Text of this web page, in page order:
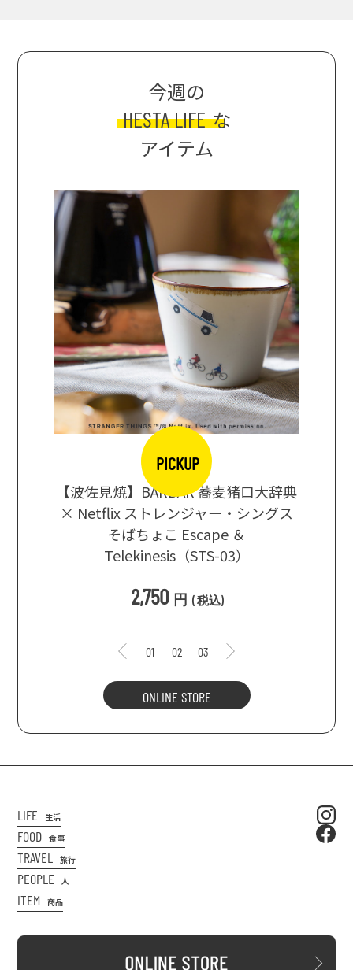
今週の
HESTA LIFE な
アイテム
PICKUP
【波佐見焼】BARBAR 蕎麦猪口大辞典
× Netflix ストレンジャー・シングス
そばちょこ Escape ＆
Telekinesis（STS-03）
2,750 円 (税込)
01 02 03
ONLINE STORE
LIFE 生活
FOOD 食事
TRAVEL 旅行
PEOPLE 人
ITEM 商品